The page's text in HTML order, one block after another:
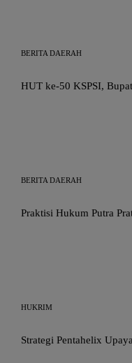
BERITA DAERAH
HUT ke-50 KSPSI,
BERITA DAERAH
Praktisi Hukum Putra
HUKRIM
Strategi Pentahelix